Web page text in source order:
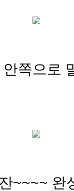
쪽으로
~~~~ 완